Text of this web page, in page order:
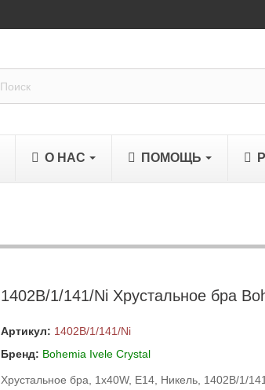
О НАС ПОМОЩЬ
1402B/1/141/Ni Хрустальное бра
Артикул: 1402B/1/141/Ni
Бренд: Bohemia Ivele Crystal
Хрустальное бра, 1x40W, E14, Никель, 1402B/1/